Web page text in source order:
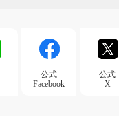
公式
Facebook
公式
X